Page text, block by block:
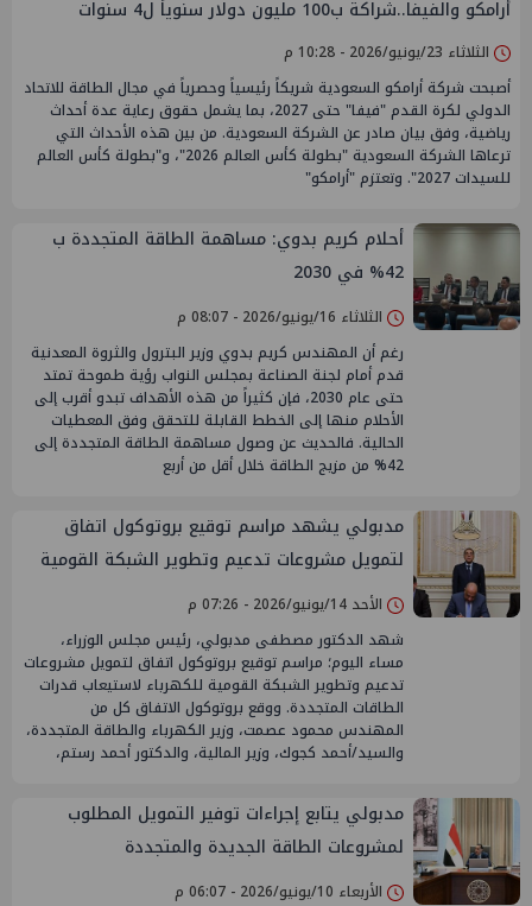
أرامكو والفيفا..شراكة ب100 مليون دولار سنوياً ل4 سنوات
الثلاثاء 23/يونيو/2026 - 10:28 م
أصبحت شركة أرامكو السعودية شريكاً رئيسياً وحصرياً في مجال الطاقة للاتحاد
الدولي لكرة القدم "فيفا" حتى 2027، بما يشمل حقوق رعاية عدة أحداث
رياضية، وفق بيان صادر عن الشركة السعودية. من بين هذه الأحداث التي
ترعاها الشركة السعودية "بطولة كأس العالم 2026"، و"بطولة كأس العالم
للسيدات 2027". وتعتزم "أرامكو"
أحلام كريم بدوي: مساهمة الطاقة المتجددة ب
42% في 2030
الثلاثاء 16/يونيو/2026 - 08:07 م
رغم أن المهندس كريم بدوي وزير البترول والثروة المعدنية
قدم أمام لجنة الصناعة بمجلس النواب رؤية طموحة تمتد
حتى عام 2030، فإن كثيراً من هذه الأهداف تبدو أقرب إلى
الأحلام منها إلى الخطط القابلة للتحقق وفق المعطيات
الحالية. فالحديث عن وصول مساهمة الطاقة المتجددة إلى
42% من مزيج الطاقة خلال أقل من أربع
مدبولي يشهد مراسم توقيع بروتوكول اتفاق
لتمويل مشروعات تدعيم وتطوير الشبكة القومية
للكهرباء لاستيعاب قدرات الطاقات المتجددة
الأحد 14/يونيو/2026 - 07:26 م
شهد الدكتور مصطفى مدبولي، رئيس مجلس الوزراء،
مساء اليوم؛ مراسم توقيع بروتوكول اتفاق لتمويل مشروعات
تدعيم وتطوير الشبكة القومية للكهرباء لاستيعاب قدرات
الطاقات المتجددة. ووقع بروتوكول الاتفاق كل من
المهندس محمود عصمت، وزير الكهرباء والطاقة المتجددة،
والسيد/أحمد كجوك، وزير المالية، والدكتور أحمد رستم،
مدبولي يتابع إجراءات توفير التمويل المطلوب
لمشروعات الطاقة الجديدة والمتجددة
الأربعاء 10/يونيو/2026 - 06:07 م